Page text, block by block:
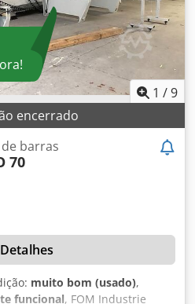
1 /9
encerrado
barras
70
muito bom (usado),
funcional, FOM Industrie